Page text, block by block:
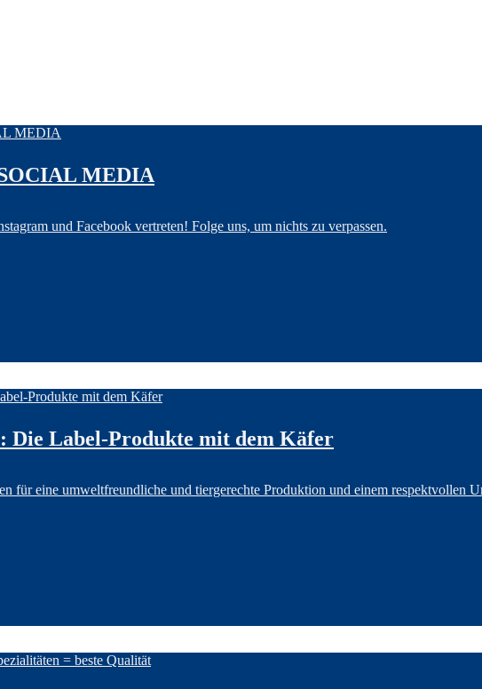
MEDIA
und Facebook vertreten! Folge uns, um nichts zu verpassen.
Die Label-Produkte mit dem Käfer
für eine umweltfreundliche und tiergerechte Produktion und einem respektvollen